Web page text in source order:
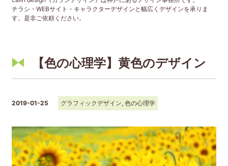
チラシ・WEBサイト・キャラクターデザインと幅広くデザインを承りま
す。是非ご依頼ください。
【色の心理学】黄色のデザイン
2019-01-25 グラフィックデザイン, 色の心理学